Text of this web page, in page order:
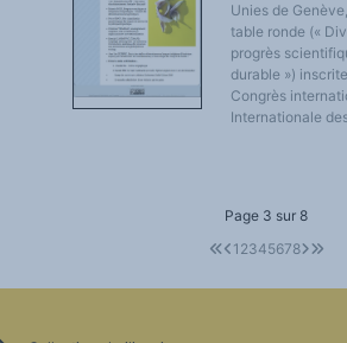
Unies de
table ronde («
progrès
durable »)
Congrès
Internationale
Page 3 sur 8
1 2345678